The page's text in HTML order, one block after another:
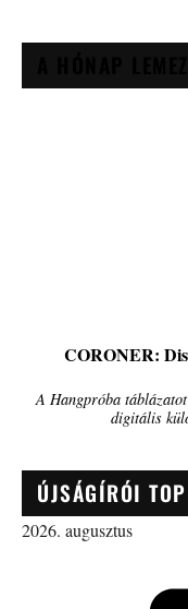
CORONER:
A Hangpróba
digitális
ÚJSÁGÍRÓI
2026. augusztus